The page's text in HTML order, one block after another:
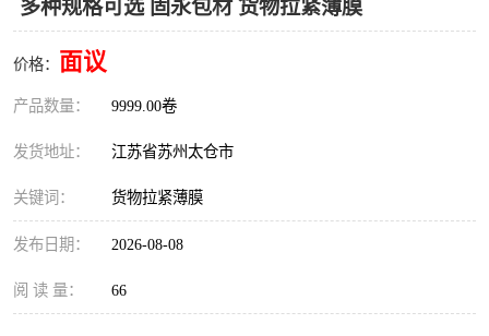
多种规格可选 固永包材 货物拉紧薄膜
价格： 面议
产品数量： 9999.00卷
发货地址： 江苏省苏州太仓市
关键词： 货物拉紧薄膜
发布日期： 2026-08-08
阅 读 量： 66